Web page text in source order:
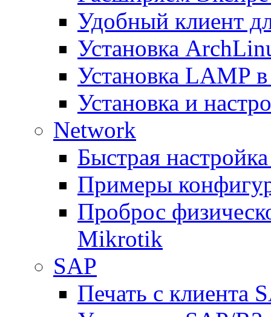
Удобный клиент
Установка
Установка LAMP
Установка и
Network
Быстрая
Примеры
Проброс
Mikrotik
SAP
Печать с клиента